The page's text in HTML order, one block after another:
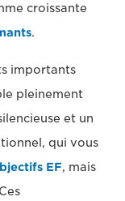
croissante
.
importants
pleinement
et un
qui vous
EF, mais